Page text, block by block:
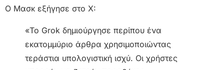
Ο Μασκ εξήγησε στο X:
«Το Grok δημιούργησε περίπου ένα
εκατομμύριο άρθρα χρησιμοποιώντας
τεράστια υπολογιστική ισχύ. Οι χρήστες